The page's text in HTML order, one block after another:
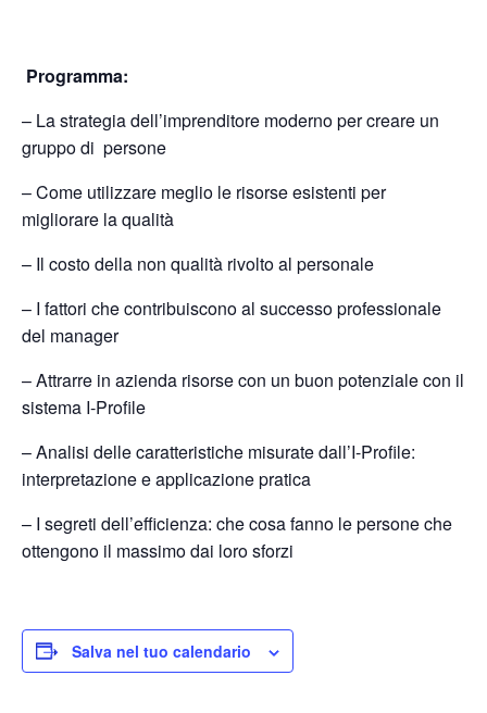
Programma:
– La strategia dell’imprenditore moderno per creare un
gruppo di persone
– Come utilizzare meglio le risorse esistenti per
migliorare la qualità
– Il costo della non qualità rivolto al personale
– I fattori che contribuiscono al successo professionale
del manager
– Attrarre in azienda risorse con un buon potenziale con il
sistema I-Profile
– Analisi delle caratteristiche misurate dall’I-Profile:
interpretazione e applicazione pratica
– I segreti dell’efficienza: che cosa fanno le persone che
ottengono il massimo dai loro sforzi
Salva nel tuo calendario